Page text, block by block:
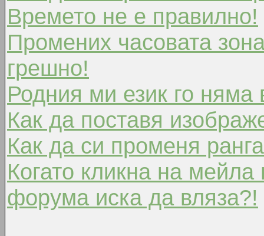
Времето не е правилно!
Промених часовата
грешно!
Родния ми език го няма
Как да поставя
Как да си променя
Когато кликна на
форума иска да вляза?!